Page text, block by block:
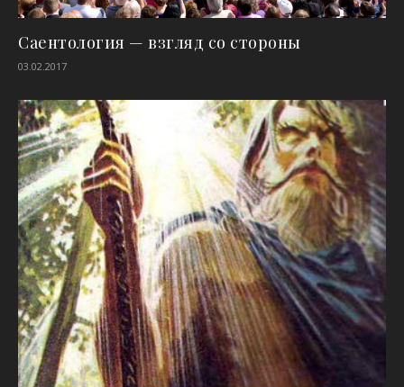
Cаентология — взгляд со стороны
03.02.2017